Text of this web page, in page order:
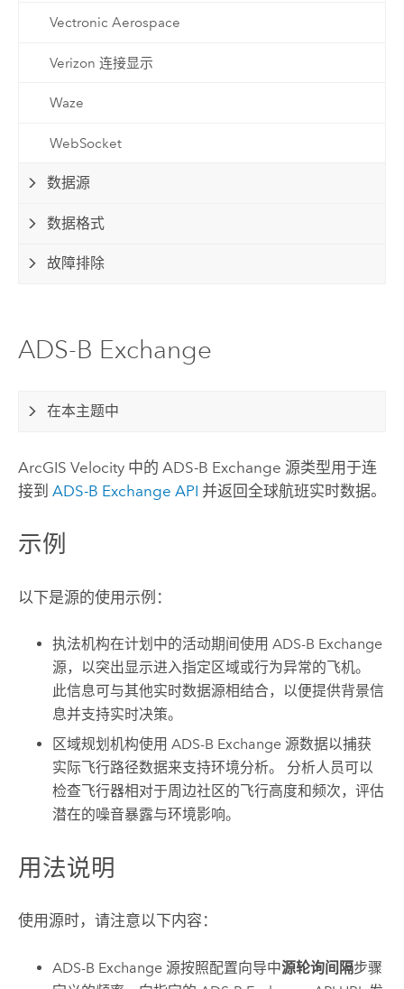
Vectronic Aerospace
Verizon 连接显示
Waze
WebSocket
数据源
数据格式
故障排除
ADS-B Exchange
在本主题中
ArcGIS Velocity中的 ADS-B Exchange 源类型用于连
接到 ADS-B Exchange API 并返回全球航班实时数据。
示例
以下是源的使用示例：
执法机构在计划中的活动期间使用 ADS-B Exchange
源，以突出显示进入指定区域或行为异常的飞机。
此信息可与其他实时数据源相结合，以便提供背景信
息并支持实时决策。
区域规划机构使用 ADS-B Exchange 源数据以捕获
实际飞行路径数据来支持环境分析。 分析人员可以
检查飞行器相对于周边社区的飞行高度和频次，评估
潜在的噪音暴露与环境影响。
用法说明
使用源时，请注意以下内容：
ADS-B Exchange 源按照配置向导中源轮询间隔步骤